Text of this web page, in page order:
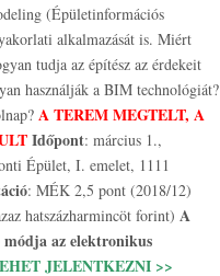
(Épületinformációs
alkalmazását is. Miért
tudja az építész az érdekeit
használják a BIM technológiát?
A TEREM MEGTELT, A
Időpont: március 1.,
Épület, I. emelet, 1111
: MÉK 2,5 pont (2018/12)
hatszázharmincöt forint) A
módja az elektronikus
JELENTKEZNI >>